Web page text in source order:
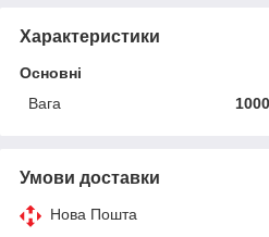
Характеристики
Основні
Вага
Умови доставки
Нова Пошта